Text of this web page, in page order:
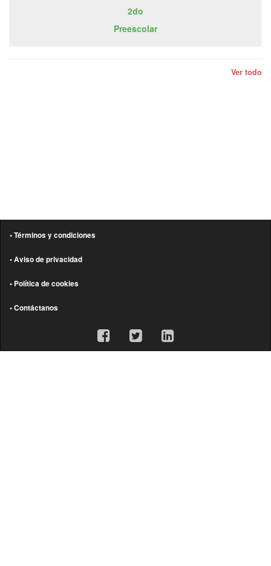
2do
Preescolar
Ver todo
• Términos y condiciones
• Aviso de privacidad
• Política de cookies
• Contáctanos